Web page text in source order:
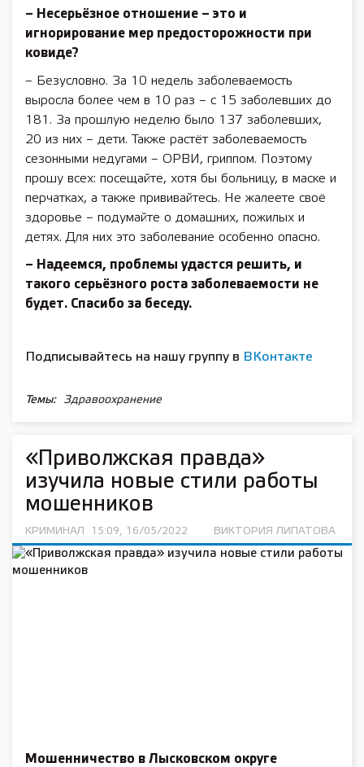
– Несерьёзное отношение – это и
игнорирование мер предосторожности при
ковиде?
– Безусловно. За 10 недель заболеваемость
выросла бо­лее чем в 10 раз – с 15 заболевших до
181. За прошлую неделю было 137 заболевших,
20 из них – дети. Также растёт заболеваемость
сезонными недугами – ОРВИ, гриппом. Поэтому
прошу всех: посещайте, хотя бы больницу, в маске и
перчатках, а также прививайтесь. Не жалеете своё
здоровье – подумайте о домашних, пожилых и
детях. Для них это заболевание особенно опасно.
– Надеемся, проблемы удастся решить, и
такого серьёзного роста заболеваемости не
будет. Спасибо за беседу.
Подписывайтесь на нашу группу в ВКонтакте
Темы: Здравоохранение
«Приволжская правда»
изучила новые стили работы
мошенников
КРИМИНАЛ 15:09, 16/05/2022 ВИКТОРИЯ ЛИПАТОВА
Мошенничество в Лысковском округе